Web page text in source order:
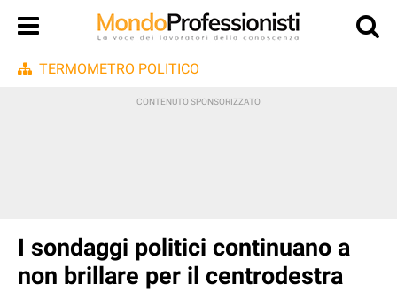
TERMOMETRO POLITICO
I sondaggi politici continuano a
non brillare per il centrodestra